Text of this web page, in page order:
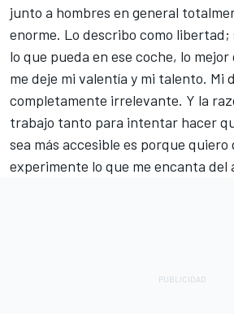
junto a hombres en general
enorme. Lo describo como libertad;
lo que pueda en ese coche, lo
me deje mi valentía y mi talento. Mi
completamente irrelevante. Y la
trabajo tanto para intentar hacer
sea más accesible es porque quiero
experimente lo que me encanta del